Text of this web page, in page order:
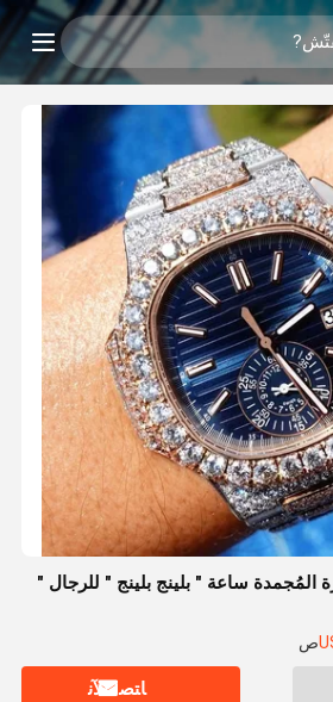
المُجمدة ساعة " بلينج بلينج " للرجال "
ﺎﺘﺼﻟ ﺍﻶﻧ